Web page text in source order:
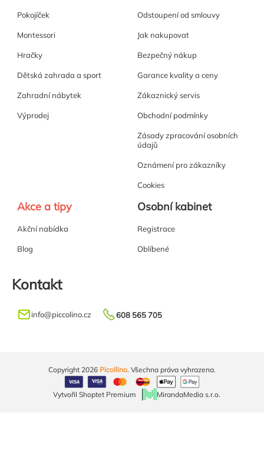
Pokojíček
Montessori
Hračky
Dětská zahrada a sport
Zahradní nábytek
Výprodej
Odstoupení od smlouvy
Jak nakupovat
Bezpečný nákup
Garance kvality a ceny
Zákaznický servis
Obchodní podmínky
Zásady zpracování osobních
údajů
Oznámení pro zákazníky
Cookies
Akce a tipy
Akční nabídka
Blog
Osobní kabinet
Registrace
Oblíbené
Kontakt
info@piccolino.cz 608 565 705
Vytvořil Shoptet Premium MirandaMedia s.r.o.
Copyright 2026 Picollino. Všechna práva vyhrazena.